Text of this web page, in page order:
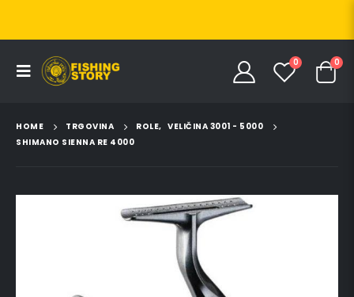
0 0
HOME TRGOVINA ROLE, VELIČINA 3001 - 5000
SHIMANO SIENNA RE 4000